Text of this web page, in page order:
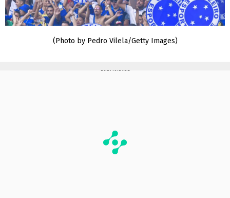
(Photo by Pedro Vilela/Getty Images)
PUBLICIDADE